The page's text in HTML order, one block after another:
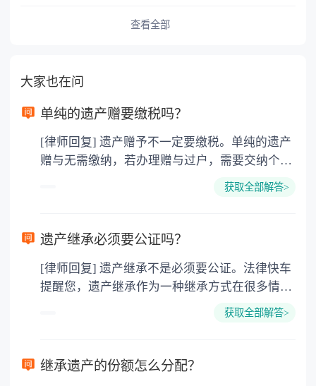
查看全部
大家也在问
单纯的遗产赠要缴税吗？
[律师回复] 遗产赠予不一定要缴税。单纯的遗产
赠与无需缴纳，若办理赠与过户，需要交纳个人
所得税、契税和公证费。赠与过户是没有增值税
要缴纳公证费，具体如下： 1. 公证费：按房
3. 印花税：按房屋评估价的0.05%缴纳 4. 土
地增值税：按房价1%缴纳 5. 房屋产权登记费：
获取全部解答>
遗产继承必须要公证吗？
[律师回复] 遗产继承不是必须要公证。法律快车
提醒您，遗产继承作为一种继承方式在很多情况
下都是不需要公证的，当然，如果需要公正的也
以防对财产继承发生纠纷，可以对遗产继承进行
获取全部解答>
继承遗产的份额怎么分配？